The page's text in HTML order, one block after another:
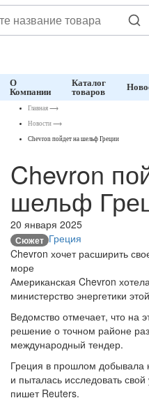
О
Компании
Каталог
товаров
Главная ⟶
Новости ⟶
Chevron пойдет на шельф Греции
Chevron
шельф
20 января 2025
Сюжет Греция
Chevron хочет расширить
море
Американская Chevron
министерство энергетики
Ведомство отмечает, что на
решение о точном районе
международный тендер.
Греция в прошлом
и пыталась исследовать
пишет Reuters.